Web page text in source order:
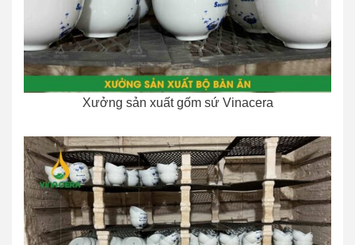
Xưởng sản xuất gốm sứ Vinacera